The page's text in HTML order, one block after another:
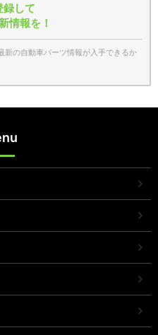
して
情報を！
新の自動車パーツ情報が入手できるか